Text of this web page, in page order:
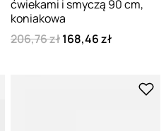
ćwiekami i smyczą 90 cm,
koniakowa
206,76 zł168,46 zł